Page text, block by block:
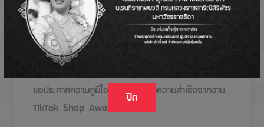
ปิด
DODOLOVE รับรางวัลในงาน TikTok Shop
Awards 2026
ขอประกาศความภูมิใจกับรางวัลแห่งความสำเร็จจากงาน
TikTok Shop Awards 2026